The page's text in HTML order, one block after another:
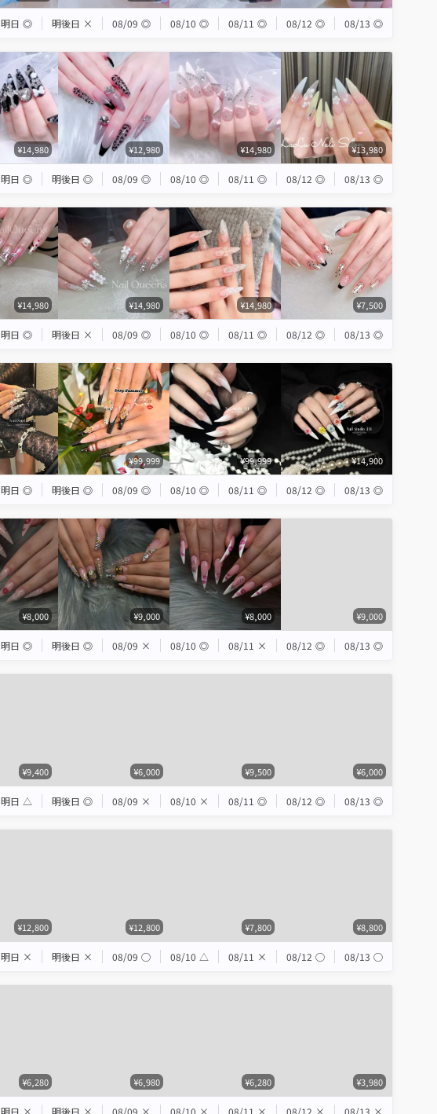
明日 ◎ 明後日 × 08/09 ◎ 08/10 ◎ 08/11 ◎ 08/12 ◎ 08/13 ◎
¥14,980 ¥12,980 ¥14,980 ¥13,980
明日 ◎ 明後日 ◎ 08/09 ◎ 08/10 ◎ 08/11 ◎ 08/12 ◎ 08/13 ◎
¥14,980 ¥14,980 ¥14,980 ¥7,500
明日 ◎ 明後日 × 08/09 ◎ 08/10 ◎ 08/11 ◎ 08/12 ◎ 08/13 ◎
¥99,999 ¥99,999 ¥14,900
明日 ◎ 明後日 ◎ 08/09 ◎ 08/10 ◎ 08/11 ◎ 08/12 ◎ 08/13 ◎
¥8,000 ¥9,000 ¥8,000 ¥9,000
明日 ◎ 明後日 ◎ 08/09 × 08/10 ◎ 08/11 × 08/12 ◎ 08/13 ◎
¥9,400 ¥6,000 ¥9,500 ¥6,000
明日 △ 明後日 ◎ 08/09 × 08/10 × 08/11 ◎ 08/12 ◎ 08/13 ◎
¥12,800 ¥12,800 ¥7,800 ¥8,800
明日 × 明後日 × 08/09 ◯ 08/10 △ 08/11 × 08/12 ◯ 08/13 ◯
¥6,280 ¥6,980 ¥6,280 ¥3,980